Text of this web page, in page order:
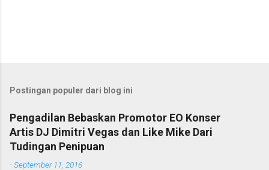
Postingan populer dari blog ini
Pengadilan Bebaskan Promotor EO Konser
Artis DJ Dimitri Vegas dan Like Mike Dari
Tudingan Penipuan
-September 11, 2016